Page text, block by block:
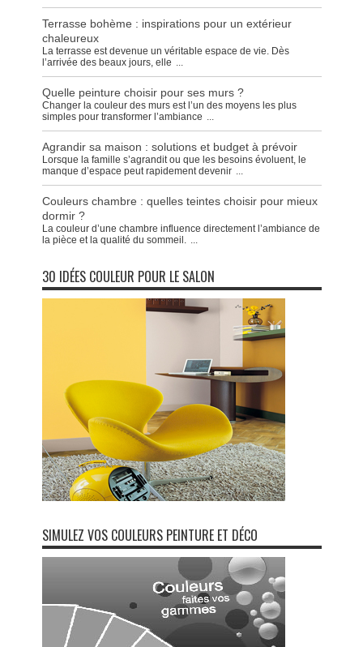
Terrasse bohème : inspirations pour un extérieur
chaleureux
La terrasse est devenue un véritable espace de vie. Dès
l’arrivée des beaux jours, elle ...
Quelle peinture choisir pour ses murs ?
Changer la couleur des murs est l’un des moyens les plus
simples pour transformer l’ambiance ...
Agrandir sa maison : solutions et budget à prévoir
Lorsque la famille s’agrandit ou que les besoins évoluent, le
manque d’espace peut rapidement devenir ...
Couleurs chambre : quelles teintes choisir pour mieux
dormir ?
La couleur d’une chambre influence directement l’ambiance de
la pièce et la qualité du sommeil. ...
30 IDÉES COULEUR POUR LE SALON
SIMULEZ VOS COULEURS PEINTURE ET DÉCO